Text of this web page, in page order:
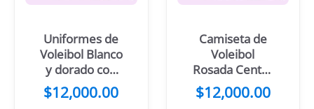
Uniformes de
Voleibol Blanco
y dorado con
diseño de tigre
$12,000.00
Camiseta de
Voleibol
Rosada Centro
verde menta
Pelota y net
$12,000.00